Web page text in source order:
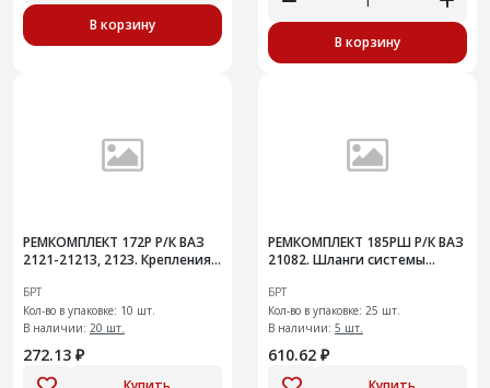
В корзину
В корзину
РЕМКОМПЛЕКТ 172Р Р/К ВАЗ
2121-21213, 2123. Крепления
БРТ
Кол-во в упаковке: 10 шт.
В наличии: 20 шт.
272.13 ₽
РЕМКОМПЛЕКТ 185РШ Р/К ВАЗ
21082. Шланги системы
инжекторный двигатель
БРТ
Кол-во в упаковке: 25 шт.
В наличии: 5 шт.
610.62 ₽